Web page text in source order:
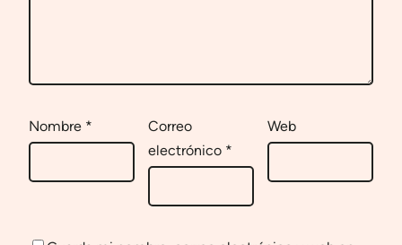
Nombre *
Correo
electrónico *
Web